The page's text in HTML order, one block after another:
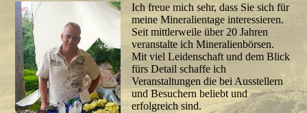
Ich freue mich sehr, dass Sie sich für
meine Mineralientage interessieren.
Seit mittlerweile über 20 Jahren
veranstalte ich Mineralienbörsen.
Mit viel Leidenschaft und dem Blick
fürs Detail schaffe ich
Veranstaltungen die bei Ausstellern
und Besuchern beliebt und
erfolgreich sind.